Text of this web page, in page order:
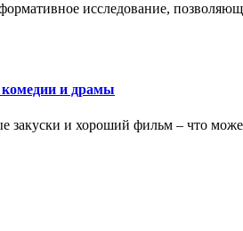
исследование,
и драмы
и хороший фильм – что